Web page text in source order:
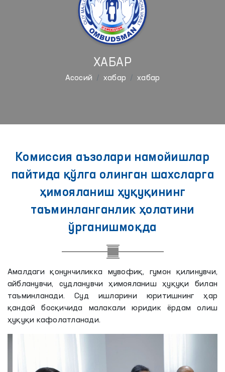
ХАБАР
Aсосий хабар хабар
Комиссия аъзолари намойишлар
пайтида қўлга олинган шахсларга
ҳимояланиш ҳуқуқининг
таъминланганлик ҳолатини
ўрганишмоқда
Амалдаги қонунчиликка мувофиқ, гумон қилинувчи,
айбланувчи, судланувчи ҳимояланиш ҳуқуқи билан
таъминланади. Суд ишларини юритишнинг ҳар
қандай босқичида малакали юридик ёрдам олиш
ҳуқуқи кафолатланади.